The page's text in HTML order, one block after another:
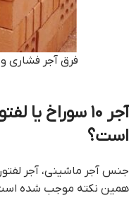
فرق آجر فشاری
آجر ۱۰ سوراخ
است؟
جنس آجر ماشینی، آجر
همین نکته موجب شده است